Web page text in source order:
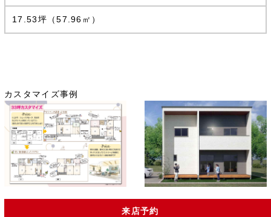
17.53坪（57.96㎡）
カスタマイズ事例
来店予約